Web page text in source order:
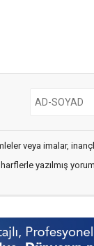
veya imalar,
yazılmış